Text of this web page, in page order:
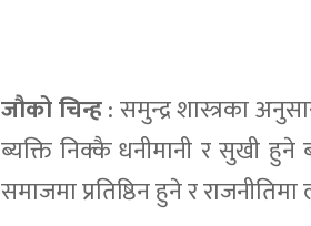
जौको चिन्ह: समुन्द्र शास्त्रका
ब्यक्ति निक्कै धनीमानी र सुखी हुने
समाजमा प्रतिष्ठिन हुने र